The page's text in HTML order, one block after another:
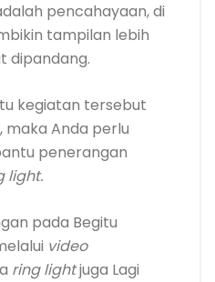
pencahayaan, di
tampilan lebih
dipandang.
kegiatan tersebut
maka Anda perlu
penerangan
light.
pada Begitu
video
ring lightjuga Lagi